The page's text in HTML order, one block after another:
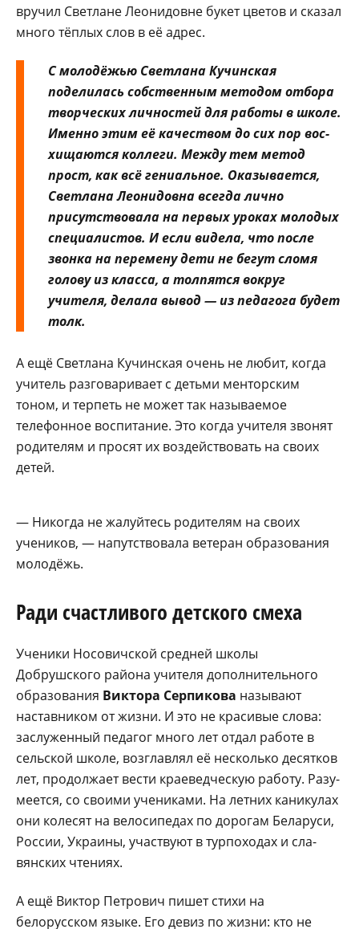
вручил Светлане Леонидов­не букет цветов и сказал
много тёплых слов в её адрес.
С молодёжью Светлана Кучинская
поделилась соб­ственным методом отбора
творческих личностей для работы в школе.
Именно этим её качеством до сих пор вос­
хищаются коллеги. Между тем метод
прост, как всё гени­альное. Оказывается,
Светла­на Леонидовна всегда лично
присутствовала на первых уро­ках молодых
специалистов. И если видела, что после
звонка на перемену дети не бегут сло­мя
голову из класса, а толпятся вокруг
учителя, делала вывод — из педагога будет
толк.
А ещё Светлана Кучинская очень не любит, когда
учитель разговаривает с детьми ментор­ским
тоном, и терпеть не может так называемое
телефонное воспитание. Это когда учителя звонят
родителям и просят их воздействовать на своих
детей.
— Никогда не жалуйтесь родителям на своих
учеников, — напутствовала ветеран обра­зования
молодёжь.
Ради счастливого детского смеха
Ученики Носовичской сред­ней школы
Добрушского рай­она учителя дополнительного
образования Виктора Серпи­кова называют
наставником от жизни. И это не красивые сло­ва:
заслуженный педагог мно­го лет отдал работе в
сельской школе, возглавлял её несколько десятков
лет, продолжает вести краеведческую работу. Разу­
меется, со своими учениками. На летних каникулах
они коле­сят на велосипедах по дорогам Беларуси,
России, Украины, участвуют в турпоходах и сла­
вянских чтениях.
А ещё Виктор Петрович пишет стихи на
белорусском языке. Его девиз по жизни: кто не